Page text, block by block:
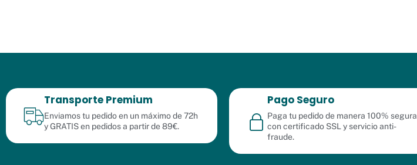
Transporte Premium
Enviamos tu pedido en un máximo de 72h
y GRATIS en pedidos a partir de 89€.
Pago Seguro
Paga tu pedido de manera 100% segura
con certificado SSL y servicio anti-
fraude.